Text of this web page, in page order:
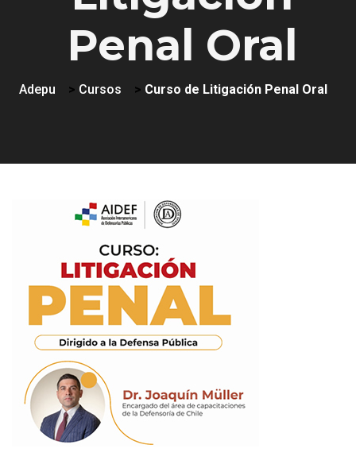
Penal Oral
Adepu > Cursos > Curso de Litigación Penal Oral